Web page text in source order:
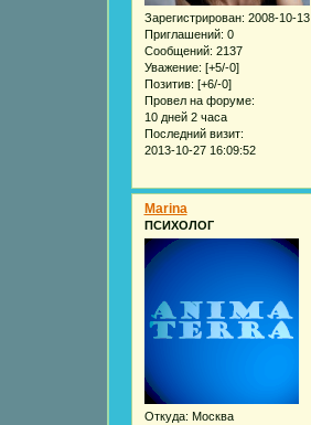
Зарегистрирован: 2008-10-13
Приглашений: 0
Сообщений: 2137
Уважение: [+5/-0]
Позитив: [+6/-0]
Провел на форуме:
10 дней 2 часа
Последний визит:
2013-10-27 16:09:52
Marina
ПСИХОЛОГ
Откуда: Москва